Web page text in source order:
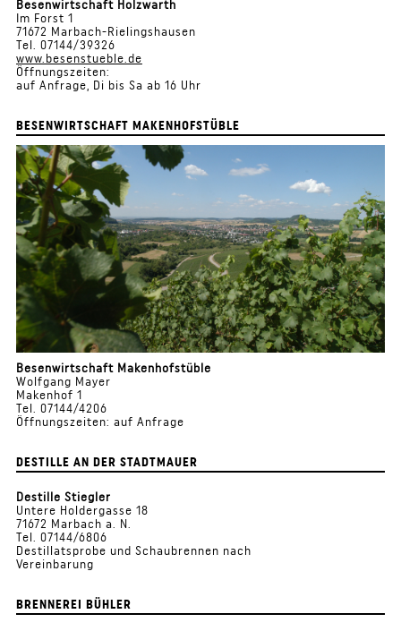
Besenwirtschaft Holzwarth
Im Forst 1
71672 Marbach-Rielingshausen
Tel. 07144/39326
www.besenstueble.de
Öffnungszeiten:
auf Anfrage, Di bis Sa ab 16 Uhr
BESENWIRTSCHAFT MAKENHOFSTÜBLE
Besenwirtschaft Makenhofstüble
Wolfgang Mayer
Makenhof 1
Tel. 07144/4206
Öffnungszeiten: auf Anfrage
DESTILLE AN DER STADTMAUER
Destille Stiegler
Untere Holdergasse 18
71672 Marbach a. N.
Tel. 07144/6806
Destillatsprobe und Schaubrennen nach
Vereinbarung
BRENNEREI BÜHLER